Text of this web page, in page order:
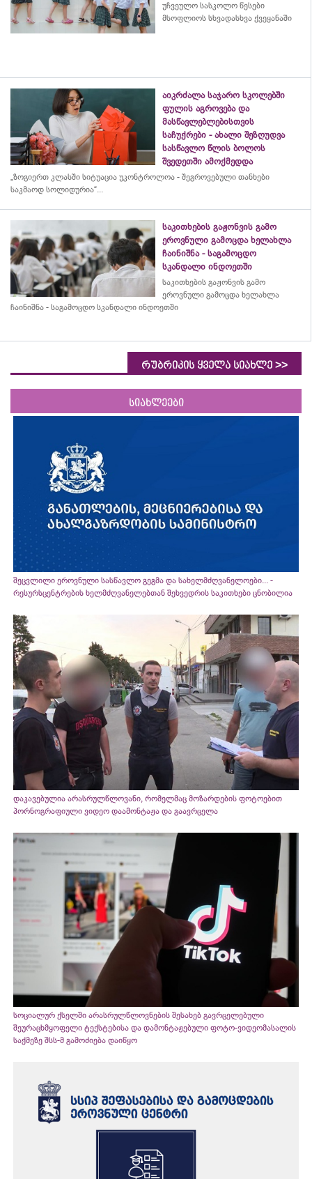
უჩვეულო სასკოლო წესები
მსოფლიოს სხვადასხვა ქვეყანაში
აიკრძალა საჯარო სკოლებში
ფულის აგროვება და
მასწავლებლებისთვის
საჩუქრები - ახალი შეზღუდვა
სასწავლო წლის ბოლოს
შვედეთში ამოქმედდა
„ზოგიერთ კლასში სიტუაცია უკონტროლოა - შეგროვებული თანხები
საკმაოდ სოლიდურია“...
საკითხების გაჟონვის გამო
ეროვნული გამოცდა ხელახლა
ჩაინიშნა - საგამოცდო
სკანდალი ინდოეთში
საკითხების გაჟონვის გამო
ეროვნული გამოცდა ხელახლა
ჩაინიშნა - საგამოცდო სკანდალი ინდოეთში
რუბრიკის ყველა სიახლე >>
სიახლეები
შეცვლილი ეროვნული სასწავლო გეგმა და სახელმძღვანელოები... -
რესურსცენტრების ხელმძღვანელებთან შეხვედრის საკითხები ცნობილია
დაკავებულია არასრულწლოვანი, რომელმაც მოზარდების ფოტოებით
პორნოგრაფიული ვიდეო დაამონტაჟა და გაავრცელა
სოციალურ ქსელში არასრულწლოვნების შესახებ გავრცელებული
შეურაცხმყოფელი ტექსტებისა და დამონტაჟებული ფოტო-ვიდეომასალის
საქმეზე შსს-მ გამოძიება დაიწყო